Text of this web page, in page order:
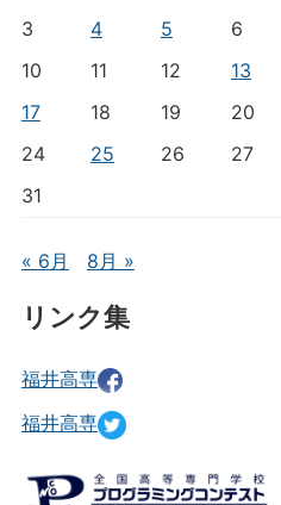
3
4 5 6
10
11 12 13
17
18 19 20
24
25 26 27
31
« 6月 8月 »
リンク集
福井高専
福井高専